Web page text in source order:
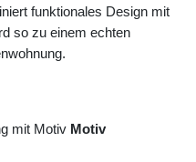
funktionales Design mit
so zu einem echten
mit Motiv Motiv